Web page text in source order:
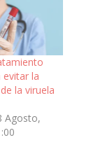
evitar la
la viruela
Agosto,